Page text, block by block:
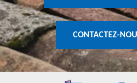
CONTACTEZ-